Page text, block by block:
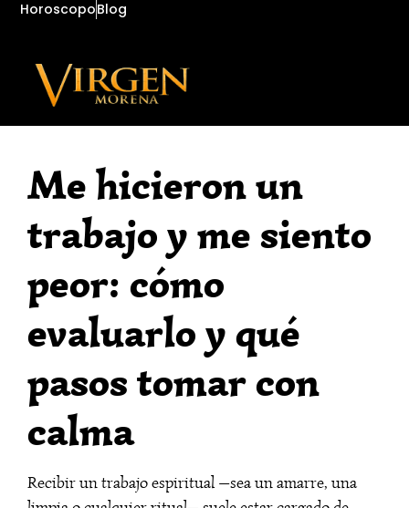
HoroscopoBlog
Me hicieron un
trabajo y me siento
peor: cómo
evaluarlo y qué
pasos tomar con
calma
Recibir un trabajo espiritual —sea un amarre, una